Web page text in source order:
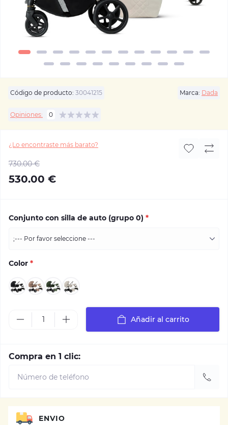
Código de producto: 30041215 Marca: Dada
Opiniones: 0
¿Lo encontraste más barato?
730.00 €
530.00 €
Conjunto con silla de auto (grupo 0) *
Color *
Añadir al carrito
Compra en 1 clic:
ENVIO